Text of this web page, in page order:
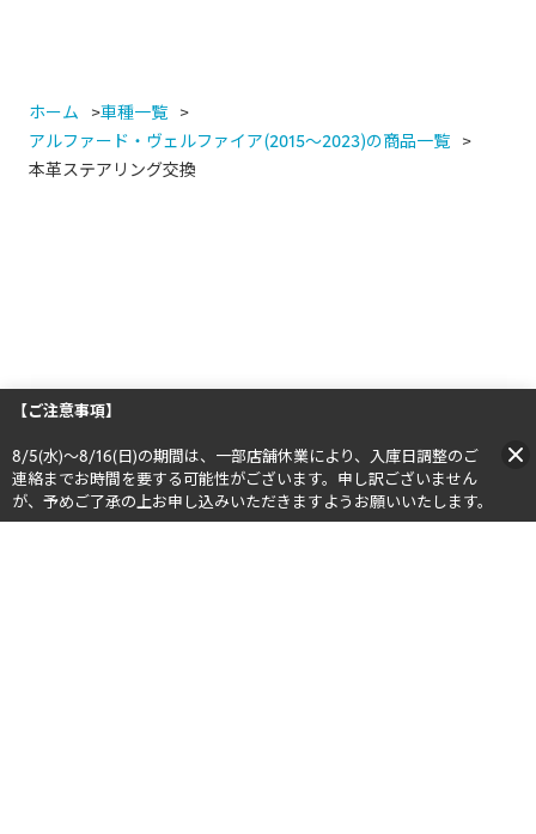
ホーム
車種一覧
アルファード・ヴェルファイア(2015～2023)の商品一覧
本革ステアリング交換
【ご注意事項】
8/5(水)～8/16(日)の期間は、一部店舗休業により、入庫日調整のご
連絡までお時間を要する可能性がございます。申し訳ございません
が、予めご了承の上お申し込みいただきますようお願いいたします。​​